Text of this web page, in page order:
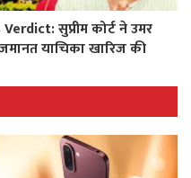
सुप्रीम कोर्ट ने उमर
याचिका खारिज की